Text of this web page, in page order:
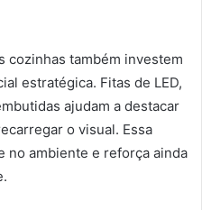
cozinhas também investem
estratégica. Fitas de LED,
ajudam a destacar
o visual. Essa
no ambiente e reforça ainda